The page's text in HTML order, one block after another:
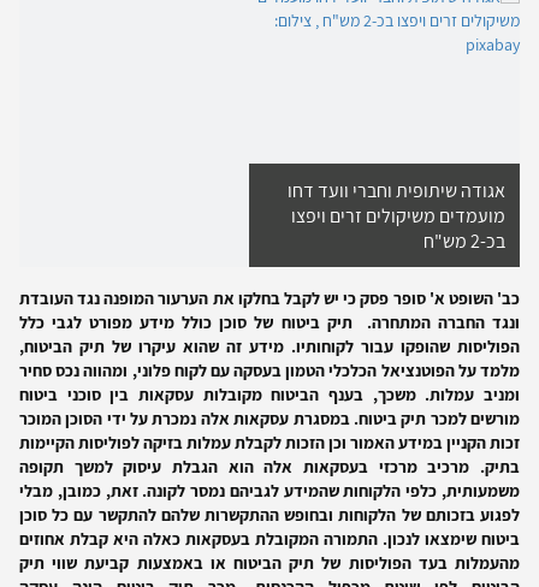
אגודה שיתופית וחברי וועד דחו
מועמדים משיקולים זרים ויפצו
בכ-2 מש"ח
כב' השופט א' סופר פסק כי יש לקבל בחלקו את הערעור המופנה נגד העובדת
ונגד החברה המתחרה. תיק ביטוח של סוכן כולל מידע מפורט לגבי כלל
הפוליסות שהופקו עבור לקוחותיו. מידע זה שהוא עיקרו של תיק הביטוח,
מלמד על הפוטנציאל הכלכלי הטמון בעסקה עם לקוח פלוני, ומהווה נכס סחיר
ומניב עמלות. משכך, בענף הביטוח מקובלות עסקאות בין סוכני ביטוח
מורשים למכר תיק ביטוח. במסגרת עסקאות אלה נמכרת על ידי הסוכן המוכר
זכות הקניין במידע האמור וכן הזכות לקבלת עמלות בזיקה לפוליסות הקיימות
בתיק. מרכיב מרכזי בעסקאות אלה הוא הגבלת עיסוק למשך תקופה
משמעותית, כלפי הלקוחות שהמידע לגביהם נמסר לקונה. זאת, כמובן, מבלי
לפגוע בזכותם של הלקוחות ובחופש ההתקשרות שלהם להתקשר עם כל סוכן
ביטוח שימצאו לנכון. התמורה המקובלת בעסקאות כאלה היא קבלת אחוזים
מהעמלות בעד הפוליסות של תיק הביטוח או באמצעות קביעת שווי תיק